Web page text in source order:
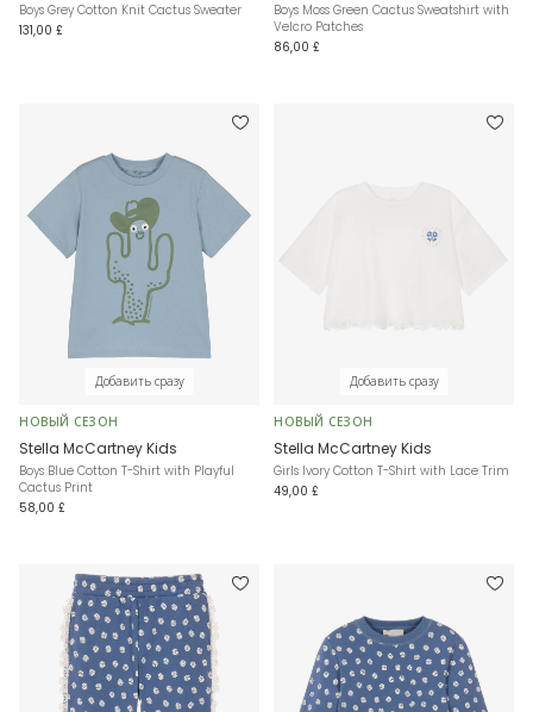
Boys Grey Cotton Knit Cactus Sweater
131,00 £
Boys Moss Green Cactus Sweatshirt with
Velcro Patches
86,00 £
Добавить сразу
НОВЫЙ СЕЗОН
Stella McCartney Kids
Boys Blue Cotton T-Shirt with Playful
Cactus Print
58,00 £
Добавить сразу
НОВЫЙ СЕЗОН
Stella McCartney Kids
Girls Ivory Cotton T-Shirt with Lace Trim
49,00 £